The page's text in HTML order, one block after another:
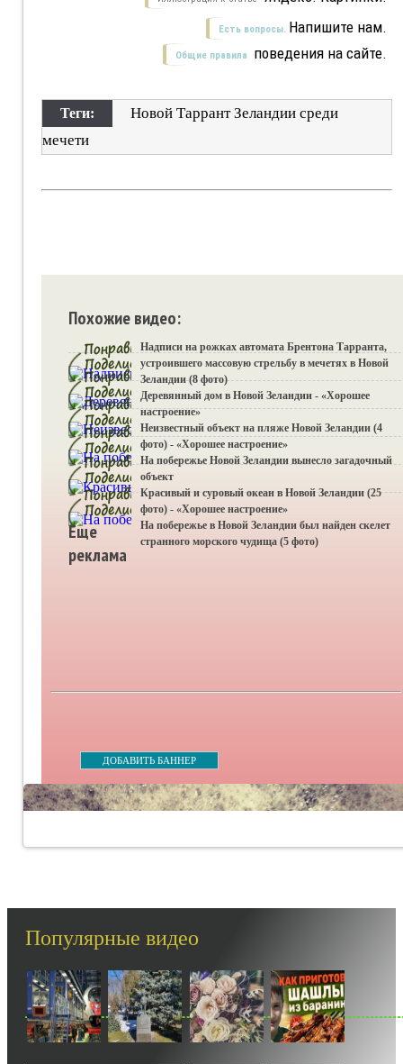
Есть вопросы. Напишите нам.
Общие правила поведения на сайте.
Теги:
Новой Таррант Зеландии среди
мечети
Похожие видео:
Надписи на рожках автомата Брентона Тарранта,
устроившего массовую стрельбу в мечетях в Новой
Зеландии (8 фото)
Деревянный дом в Новой Зеландии - «Хорошее
настроение»
Неизвестный объект на пляже Новой Зеландии (4
фото) - «Хорошее настроение»
На побережье Новой Зеландии вынесло загадочный
объект
Красивый и суровый океан в Новой Зеландии (25
фото) - «Хорошее настроение»
На побережье в Новой Зеландии был найден скелет
странного морского чудища (5 фото)
Еще
реклама
ДОБАВИТЬ БАННЕР
Популярные видео